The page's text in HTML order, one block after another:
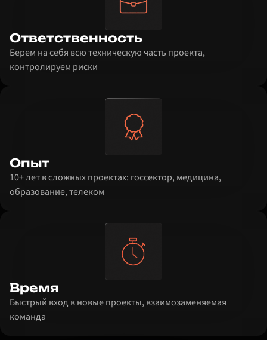
Ответственность
Берем на себя всю техническую часть проекта,
контролируем риски
Опыт
10+ лет в сложных проектах: госсектор, медицина,
образование, телеком
Время
Быстрый вход в новые проекты, взаимозаменяемая
команда